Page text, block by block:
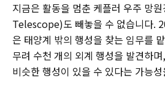
지금은 활동을 멈춘 케플러 우주 망
Telescope)도 빼놓을 수 없습니다.
은 태양계 밖의 행성을 찾는 임무를
무려 수천 개의 외계 행성을 발견하
비슷한 행성이 있을 수 있다는 가능